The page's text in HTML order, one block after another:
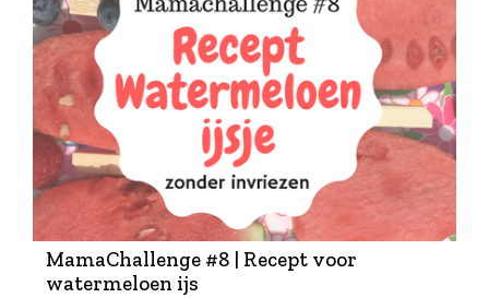
MamaChallenge #8 | Recept voor
watermeloen ijs